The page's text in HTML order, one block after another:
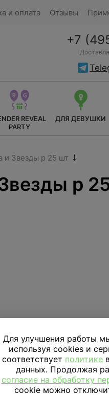
и оплата Отзывы
+7
REVEAL
PARTY
ДЛЯ ДЕВУШКИ
и Звезды р 25 шт
р
Для улучшения работы
используя cookies и
соответствует политике
данных. Продолжая
согласие на обработку
cookie можно